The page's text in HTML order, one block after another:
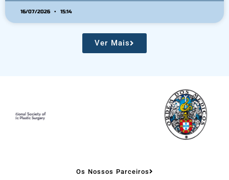
Comunidade Valenciana, oferece uma posição a tempo
16/07/2026 15:14
Ver Mais
Os Nossos Parceiros